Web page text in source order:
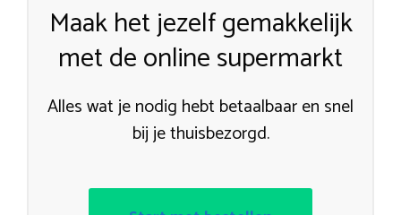
Maak het jezelf gemakkelijk
met de online supermarkt
Alles wat je nodig hebt betaalbaar en snel
bij je thuisbezorgd.